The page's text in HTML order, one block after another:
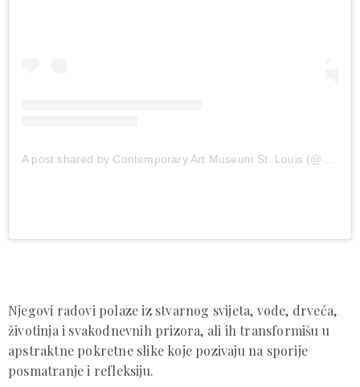
Njegovi radovi polaze iz stvarnog svijeta, vode, drveća,
životinja i svakodnevnih prizora, ali ih transformišu u
apstraktne pokretne slike koje pozivaju na sporije
posmatranje i refleksiju.